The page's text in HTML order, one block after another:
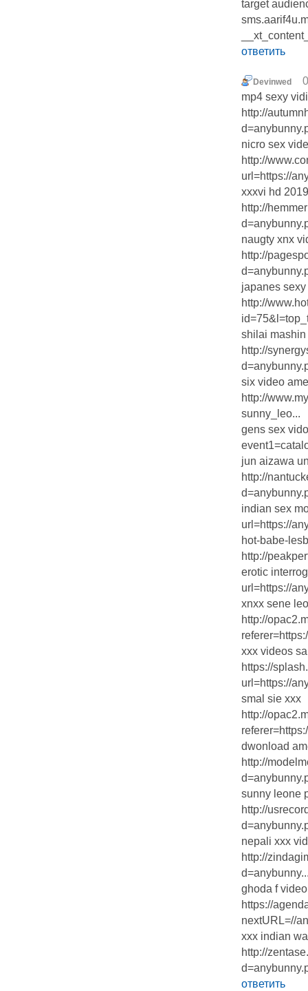
target
ответить
Devinwed
mp4 sexy
http://
nicro sex
http://
url=https://
xxxvi hd 2019
http://
naugty xnx
http://
japanes
http://
shilai mashin
http://
six video
http://
sunny_leo...
gens sex
jun aizawa
http://
indian sex
url=https://
hot-babe-
http://
erotic
url=https://
xnxx sene
http://
xxx videos
https://
url=https://
smal sie xxx
http://
dwonload
http://
sunny leone
http://
nepali xxx
http://
ghoda f video
https://
nextURL=//
xxx indian
http://
ответить